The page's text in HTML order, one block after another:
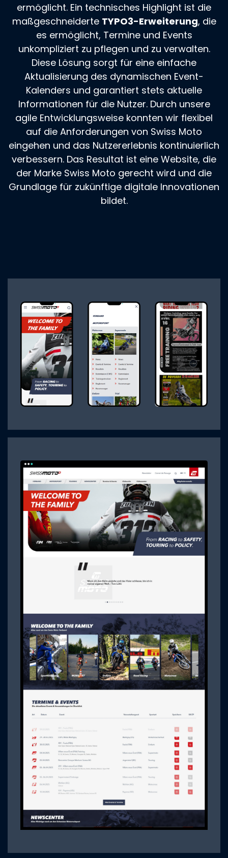
ermöglicht. Ein technisches Highlight ist die
maßgeschneiderte TYPO3-Erweiterung, die
es ermöglicht, Termine und Events
unkompliziert zu pflegen und zu verwalten.
Diese Lösung sorgt für eine einfache
Aktualisierung des dynamischen Event-
Kalenders und garantiert stets aktuelle
Informationen für die Nutzer. Durch unsere
agile Entwicklungsweise konnten wir flexibel
auf die Anforderungen von Swiss Moto
eingehen und das Nutzererlebnis kontinuierlich
verbessern. Das Resultat ist eine Website, die
der Marke Swiss Moto gerecht wird und die
Grundlage für zukünftige digitale Innovationen
bildet.